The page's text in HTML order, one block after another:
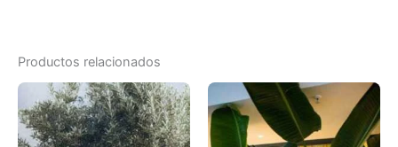
Productos relacionados